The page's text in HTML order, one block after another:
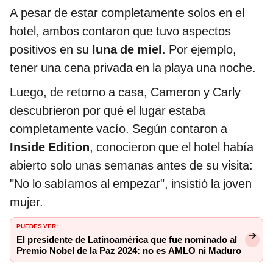
A pesar de estar completamente solos en el
hotel, ambos contaron que tuvo aspectos
positivos en su luna de miel. Por ejemplo,
tener una cena privada en la playa una noche.
Luego, de retorno a casa, Cameron y Carly
descubrieron por qué el lugar estaba
completamente vacío. Según contaron a
Inside Edition, conocieron que el hotel había
abierto solo unas semanas antes de su visita:
"No lo sabíamos al empezar", insistió la joven
mujer.
PUEDES VER:
El presidente de Latinoamérica que fue nominado al
Premio Nobel de la Paz 2024: no es AMLO ni Maduro